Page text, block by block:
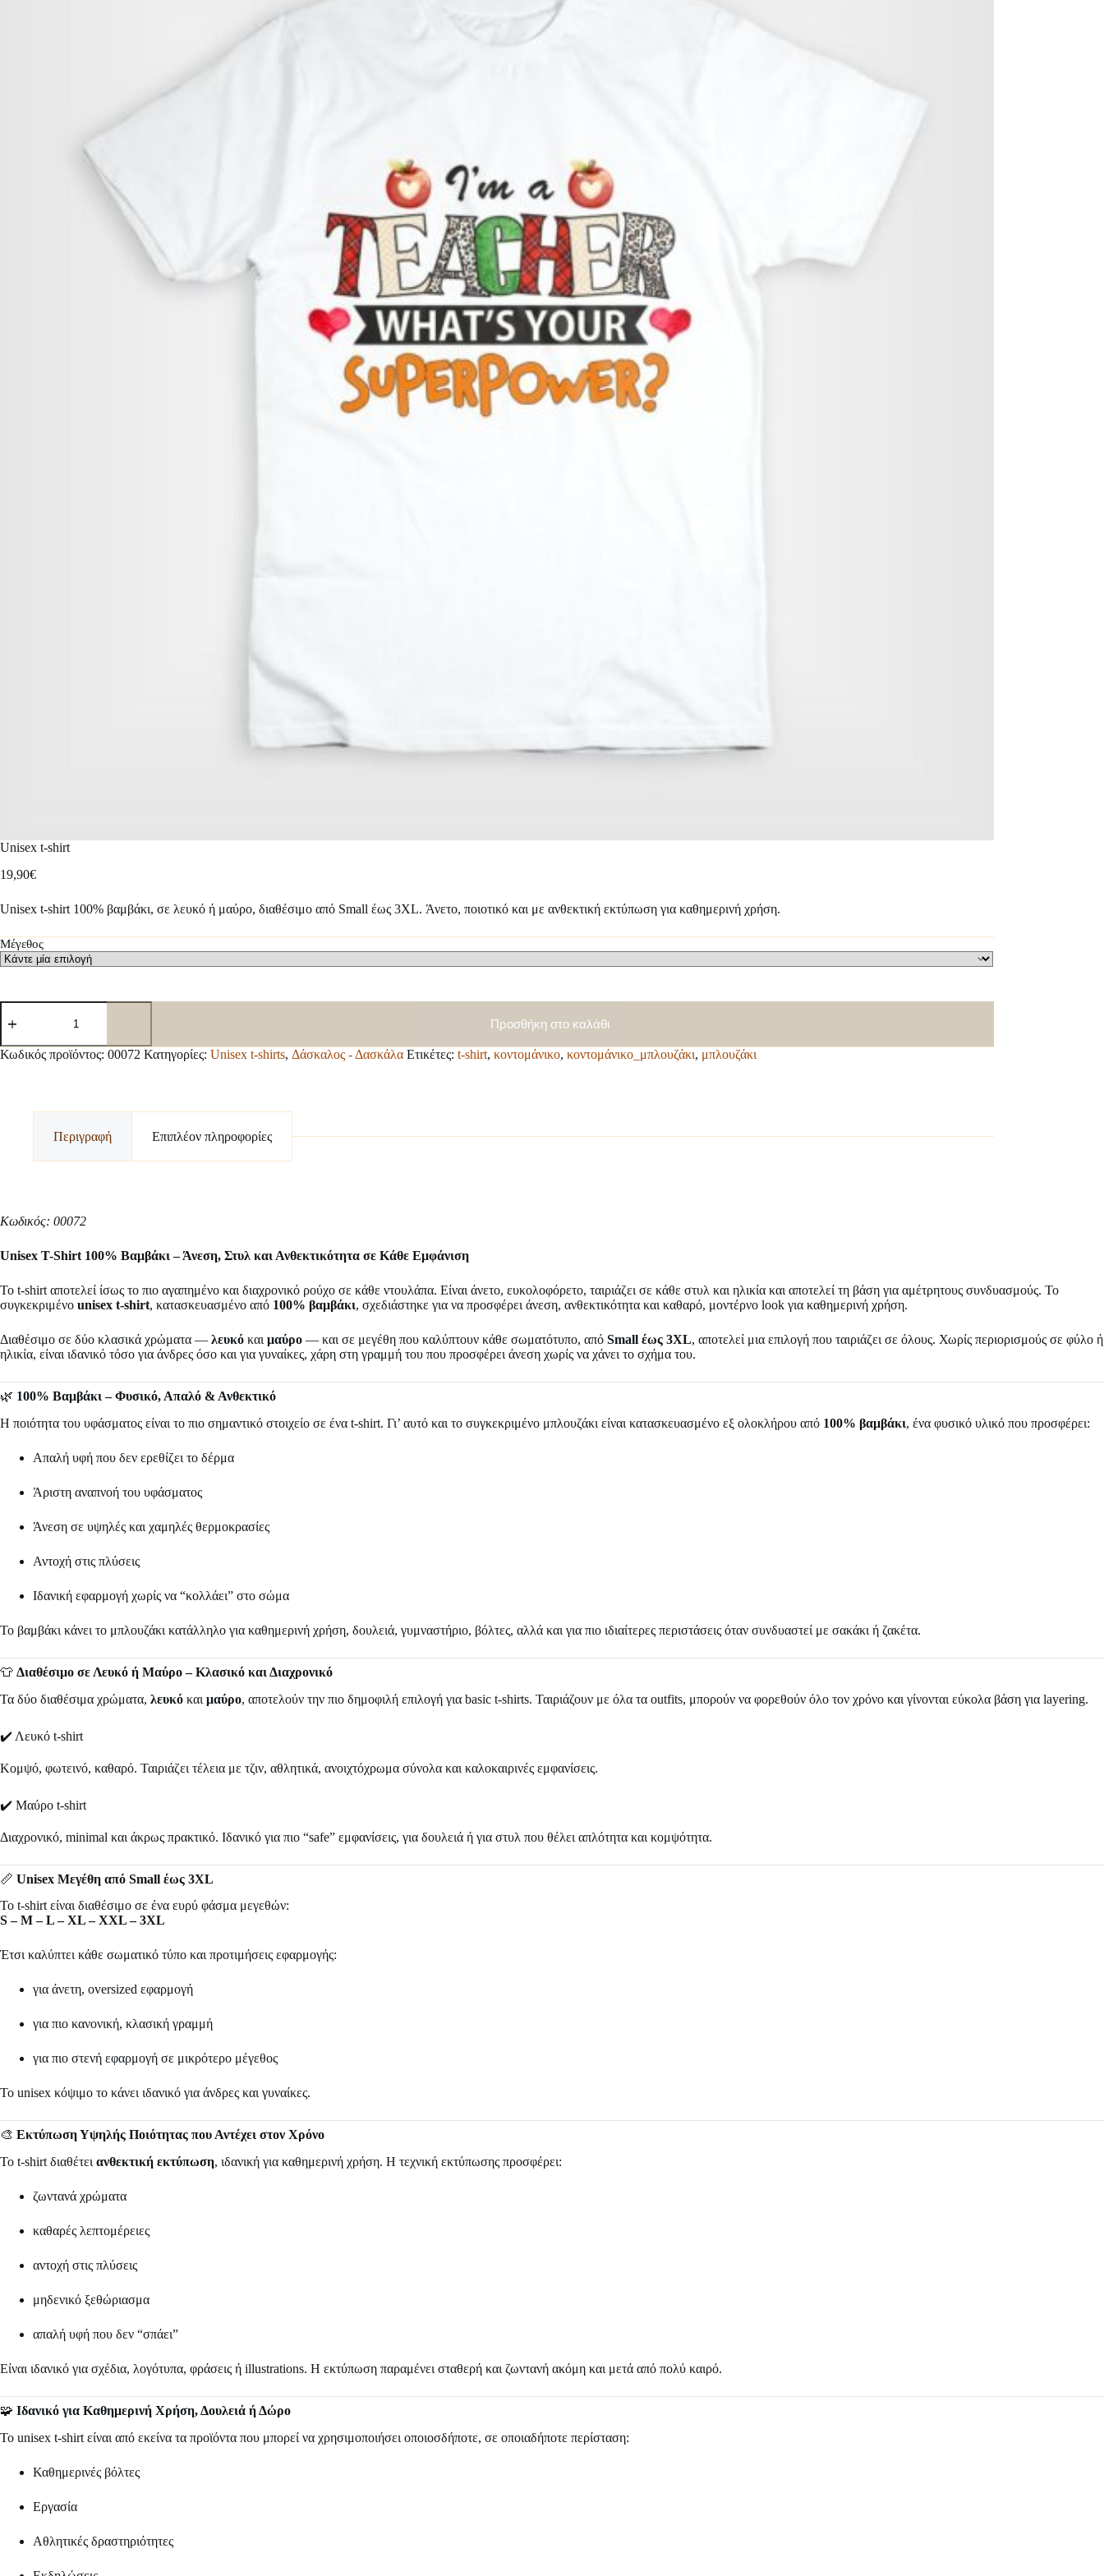
Unisex t-shirt
19,90€
Unisex t-shirt 100% βαμβάκι, σε λευκό ή μαύρο, διαθέσιμο από Small έως 3XL. Άνετο, ποιοτικό και με ανθεκτική εκτύπωση για καθημερινή χρήση.
Μέγεθος
Unisex
ποσότητα
Προσθήκη στο καλάθι
Κωδικός προϊόντος: 00072 Κατηγορίες: Unisex t-shirts, Δάσκαλος - Δασκάλα Ετικέτες: t-shirt, κοντομάνικο, κοντομάνικο_μπλουζάκι, μπλουζάκι
Περιγραφή Επιπλέον πληροφορίες
Κωδικός: 00072
Unisex T-Shirt 100% Βαμβάκι – Άνεση, Στυλ και Ανθεκτικότητα σε Κάθε Εμφάνιση
Το t-shirt αποτελεί ίσως το πιο αγαπημένο και διαχρονικό ρούχο σε κάθε ντουλάπα. Είναι άνετο, ευκολοφόρετο, ταιριάζει σε κάθε στυλ και ηλικία και αποτελεί τη βάση για αμέτρητους συνδυασμούς. Το
συγκεκριμένο unisex t-shirt, κατασκευασμένο από 100% βαμβάκι, σχεδιάστηκε για να προσφέρει άνεση, ανθεκτικότητα και καθαρό, μοντέρνο look για καθημερινή χρήση.
Διαθέσιμο σε δύο κλασικά χρώματα — λευκό και μαύρο — και σε μεγέθη που καλύπτουν κάθε σωματότυπο, από Small έως 3XL, αποτελεί μια επιλογή που ταιριάζει σε όλους. Χωρίς περιορισμούς σε φύλο ή
ηλικία, είναι ιδανικό τόσο για άνδρες όσο και για γυναίκες, χάρη στη γραμμή του που προσφέρει άνεση χωρίς να χάνει το σχήμα του.
🌿 100% Βαμβάκι – Φυσικό, Απαλό & Ανθεκτικό
Η ποιότητα του υφάσματος είναι το πιο σημαντικό στοιχείο σε ένα t-shirt. Γι’ αυτό και το συγκεκριμένο μπλουζάκι είναι κατασκευασμένο εξ ολοκλήρου από 100% βαμβάκι, ένα φυσικό υλικό που προσφέρει:
Απαλή υφή που δεν ερεθίζει το δέρμα
Άριστη αναπνοή του υφάσματος
Άνεση σε υψηλές και χαμηλές θερμοκρασίες
Αντοχή στις πλύσεις
Ιδανική εφαρμογή χωρίς να “κολλάει” στο σώμα
Το βαμβάκι κάνει το μπλουζάκι κατάλληλο για καθημερινή χρήση, δουλειά, γυμναστήριο, βόλτες, αλλά και για πιο ιδιαίτερες περιστάσεις όταν συνδυαστεί με σακάκι ή ζακέτα.
👕 Διαθέσιμο σε Λευκό ή Μαύρο – Κλασικό και Διαχρονικό
Τα δύο διαθέσιμα χρώματα, λευκό και μαύρο, αποτελούν την πιο δημοφιλή επιλογή για basic t-shirts. Ταιριάζουν με όλα τα outfits, μπορούν να φορεθούν όλο τον χρόνο και γίνονται εύκολα βάση για layering.
✔️ Λευκό t-shirt
Κομψό, φωτεινό, καθαρό. Ταιριάζει τέλεια με τζιν, αθλητικά, ανοιχτόχρωμα σύνολα και καλοκαιρινές εμφανίσεις.
✔️ Μαύρο t-shirt
Διαχρονικό, minimal και άκρως πρακτικό. Ιδανικό για πιο “safe” εμφανίσεις, για δουλειά ή για στυλ που θέλει απλότητα και κομψότητα.
📏 Unisex Μεγέθη από Small έως 3XL
Το t-shirt είναι διαθέσιμο σε ένα ευρύ φάσμα μεγεθών:
S – M – L – XL – XXL – 3XL
Έτσι καλύπτει κάθε σωματικό τύπο και προτιμήσεις εφαρμογής:
για άνετη, oversized εφαρμογή
για πιο κανονική, κλασική γραμμή
για πιο στενή εφαρμογή σε μικρότερο μέγεθος
Το unisex κόψιμο το κάνει ιδανικό για άνδρες και γυναίκες.
🎨 Εκτύπωση Υψηλής Ποιότητας που Αντέχει στον Χρόνο
Το t-shirt διαθέτει ανθεκτική εκτύπωση, ιδανική για καθημερινή χρήση. Η τεχνική εκτύπωσης προσφέρει:
ζωντανά χρώματα
καθαρές λεπτομέρειες
αντοχή στις πλύσεις
μηδενικό ξεθώριασμα
απαλή υφή που δεν “σπάει”
Είναι ιδανικό για σχέδια, λογότυπα, φράσεις ή illustrations. Η εκτύπωση παραμένει σταθερή και ζωντανή ακόμη και μετά από πολύ καιρό.
🧩 Ιδανικό για Καθημερινή Χρήση, Δουλειά ή Δώρο
Το unisex t-shirt είναι από εκείνα τα προϊόντα που μπορεί να χρησιμοποιήσει οποιοσδήποτε, σε οποιαδήποτε περίσταση:
Καθημερινές βόλτες
Εργασία
Αθλητικές δραστηριότητες